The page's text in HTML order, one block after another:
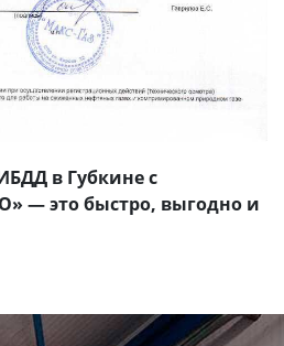
в Губкине с
— это быстро, выгодно и